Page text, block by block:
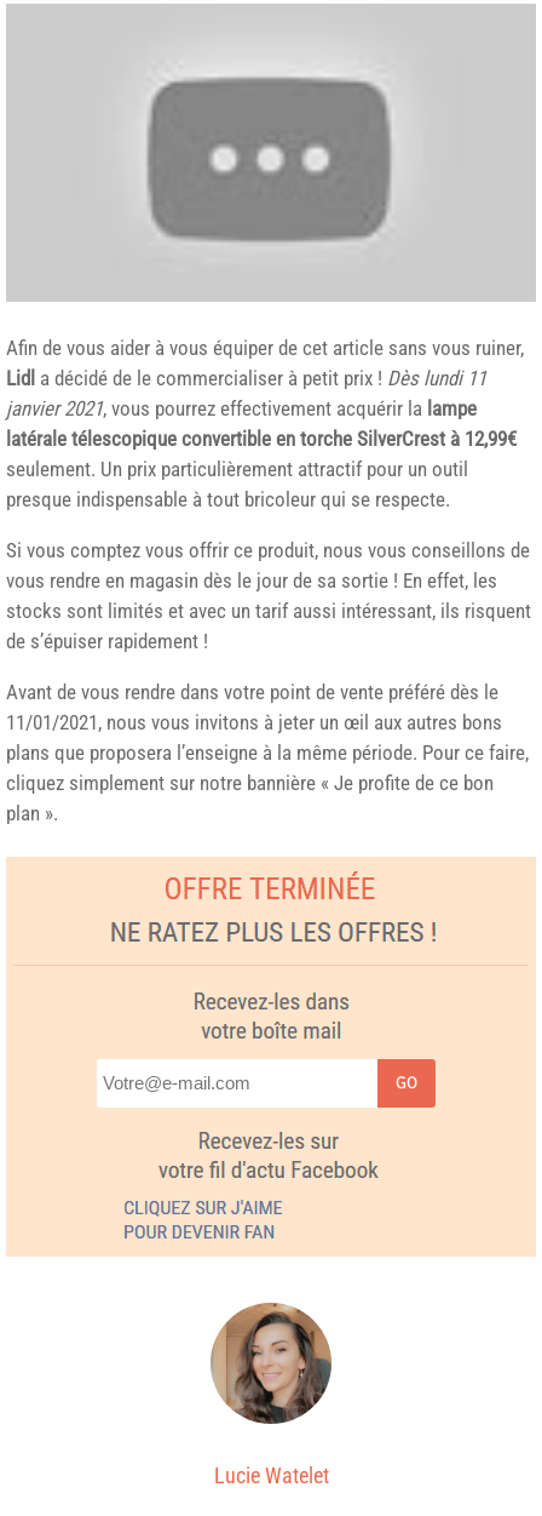
Afin de vous aider à vous équiper de cet article sans vous ruiner,
Lidl a décidé de le commercialiser à petit prix ! Dès lundi 11
janvier 2021, vous pourrez effectivement acquérir la lampe
latérale télescopique convertible en torche SilverCrest à 12,99€
seulement. Un prix particulièrement attractif pour un outil
presque indispensable à tout bricoleur qui se respecte.
Si vous comptez vous offrir ce produit, nous vous conseillons de
vous rendre en magasin dès le jour de sa sortie ! En effet, les
stocks sont limités et avec un tarif aussi intéressant, ils risquent
de s’épuiser rapidement !
Avant de vous rendre dans votre point de vente préféré dès le
11/01/2021, nous vous invitons à jeter un œil aux autres bons
plans que proposera l’enseigne à la même période. Pour ce faire,
cliquez simplement sur notre bannière « Je profite de ce bon
plan ».
GO
Lucie Watelet